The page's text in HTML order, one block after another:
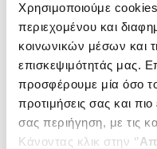
Χρησιμοποιούμε
περιεχομένου και
κοινωνικών μέσων και
επισκεψιμότητάς μας.
προσφέρουμε μία όσο το
προτιμήσεις σας και
σας περιήγηση, με τις
Κάνοντας κλικ στην ‘’